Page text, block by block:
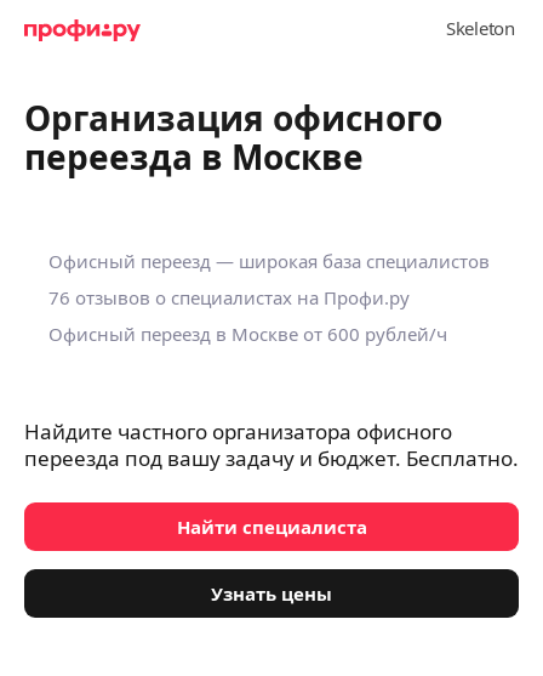
Организация офисного
переезда в Москве
Офисный переезд — широкая база специалистов
76 отзывов о специалистах на Профи.ру
Офисный переезд в Москве от 600 рублей/ч
Найдите частного организатора офисного
переезда под вашу задачу и бюджет. Бесплатно.
Найти специалиста
Узнать цены